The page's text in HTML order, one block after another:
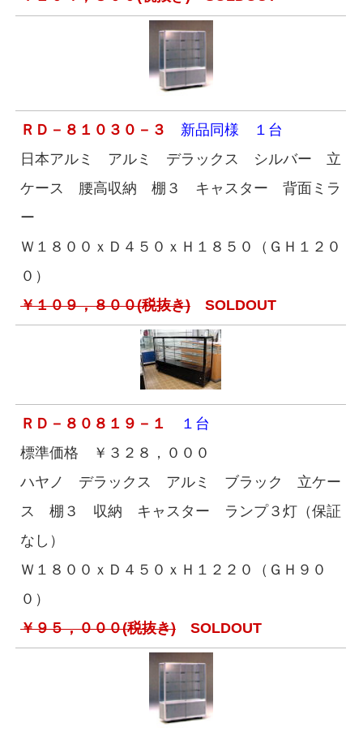
ＲＤ－８１０３０－３
新品同様 １台
日本アルミ アルミ デラックス シルバー 立
ケース 腰高収納 棚３ キャスター 背面ミラ
ー
Ｗ１８００ｘＤ４５０ｘＨ１８５０（ＧＨ１２０
０）
￥１０９，８００(税抜き) SOLDOUT
ＲＤ－８０８１９－１
１台
標準価格 ￥３２８，０００
ハヤノ デラックス アルミ ブラック 立ケー
ス 棚３ 収納 キャスター ランプ３灯（保証
なし）
Ｗ１８００ｘＤ４５０ｘＨ１２２０（ＧＨ９０
０）
￥９５，０００(税抜き) SOLDOUT